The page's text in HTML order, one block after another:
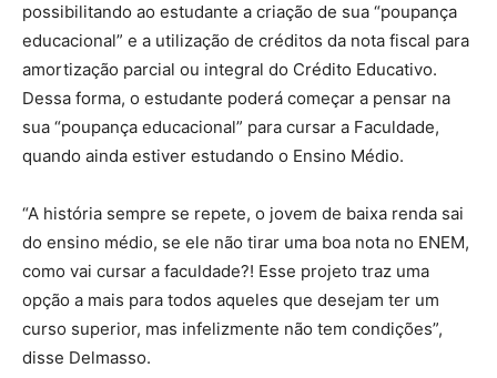
possibilitando ao estudante a criação de sua “poupança
educacional” e a utilização de créditos da nota fiscal para
amortização parcial ou integral do Crédito Educativo.
Dessa forma, o estudante poderá começar a pensar na
sua “poupança educacional” para cursar a Faculdade,
quando ainda estiver estudando o Ensino Médio.
“A história sempre se repete, o jovem de baixa renda sai
do ensino médio, se ele não tirar uma boa nota no ENEM,
como vai cursar a faculdade?! Esse projeto traz uma
opção a mais para todos aqueles que desejam ter um
curso superior, mas infelizmente não tem condições”,
disse Delmasso.